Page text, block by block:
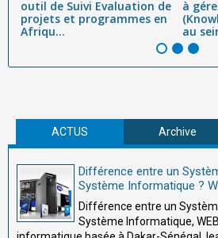
outil de Suivi Evaluation de
projets et programmes en
Afriqu...
à
au
ACTUS Archive
Différence entre un
Système Informatique ?
Différence entre un
Système Informatique,